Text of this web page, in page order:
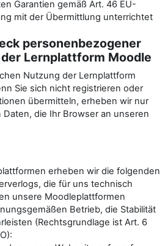
Garantien gemäß Art. 46 EU-
mit der Übermittlung unterrichtet
personenbezogener
Lernplattform Moodle
Nutzung der Lernplattform
Sie sich nicht registrieren oder
übermitteln, erheben wir nur
die Ihr Browser an unseren
erheben wir die folgenden
die für uns technisch
unsere Moodleplattformen
Betrieb, die Stabilität
(Rechtsgrundlage ist Art. 6